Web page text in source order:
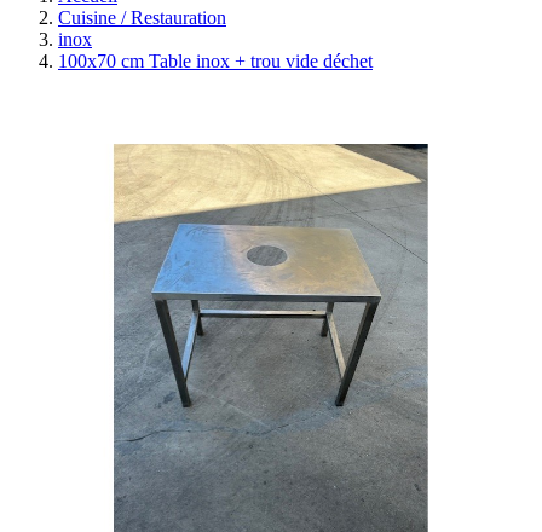
Cuisine / Restauration
inox
100x70 cm Table inox + trou vide déchet